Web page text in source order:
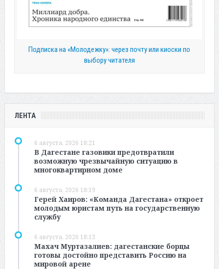
Подписка на «Молодежку»: через почту или киоски по
выбору читателя
ЛЕНТА
6 августа, 2026 18:21
В Дагестане газовики предотвратили
возможную чрезвычайную ситуацию в
многоквартирном доме
6 августа, 2026 18:19
Герей Хаиров: «Команда Дагестана» откроет
молодым юристам путь на государственную
службу
6 августа, 2026 18:13
Махач Муртазалиев: дагестанские борцы
готовы достойно представить Россию на
мировой арене